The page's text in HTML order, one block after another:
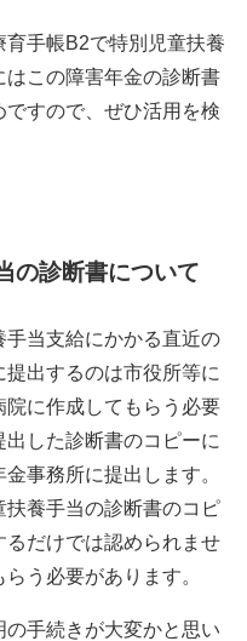
育手帳B2で特別児童扶養
この障害年金の診断書
すので、ぜひ活用を検
の診断書について
当支給にかかる直近の
出するのは市役所等に
に作成してもらう必要
した診断書のコピーに
事務所に提出します。
養手当の診断書のコピ
だけでは認められませ
う必要があります。
手続きが大変かと思い